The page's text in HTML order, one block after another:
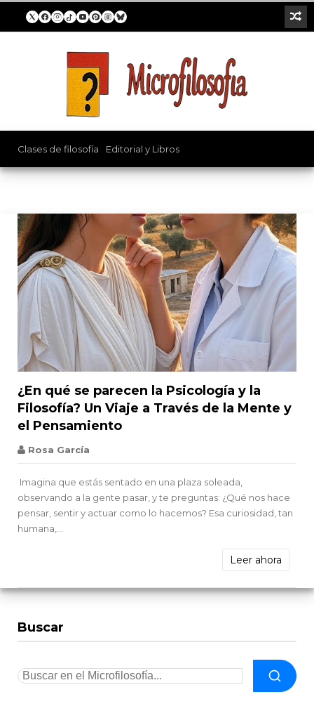
Clases de filosofía Editorial y Libros

William James
¿En qué se parecen la Psicología y la
Filosofía? Un Viaje a Través de la Mente y
el Pensamiento
Rosa García
Imagina que estás sentado en una plaza soleada,
observando a la gente pasar, y te preguntas: ¿Qué nos hace
pensar, sentir y actuar como lo hacemos? Esa curiosidad, tan
humana,...
Leer ahora
Buscar